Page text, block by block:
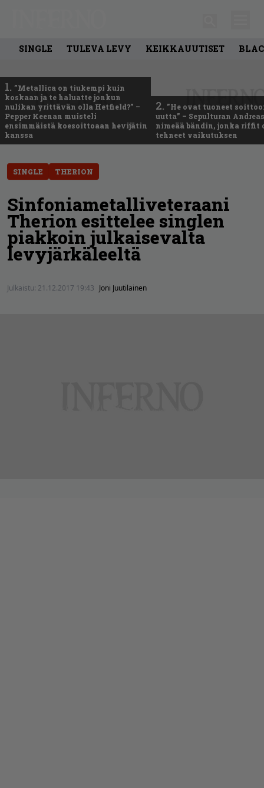
SINGLE TULEVA LEVY KEIKKAUUTISET
1. ”Metallica on tiukempi kuin
koskaan ja te haluatte jonkun
nulikan yrittävän olla Hetfield?” –
Pepper Keenan muisteli
ensimmäistä koesoittoaan hevijätin
kanssa
2. ”He ovat tuoneet
uutta” – Sepulturan
nimeää bändin, jonka riffit
tehneet vaikutuksen
SINGLE THERION
Sinfoniametalliveteraani
Therion esittelee singlen
piakkoin julkaisevalta
levyjärkäleeltä
Julkaistu: 21.12.2017 19:43 Joni Juutilainen